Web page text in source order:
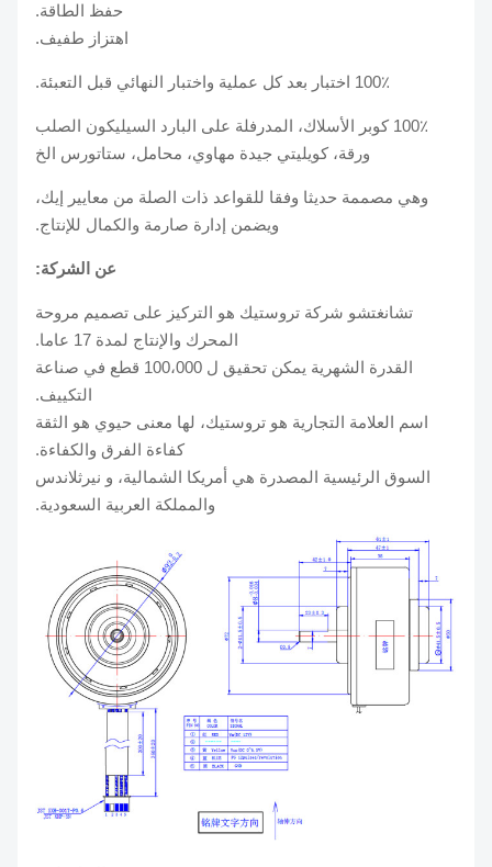
حفظ الطاقة.
اهتزاز طفيف.
100٪ كوبر الأسلاك، المدرفلة على البارد السيليكون الصلب
ورقة، كويليتي جيدة مهاوي، محامل، ستاتورس الخ
وهي مصممة حديثا وفقا للقواعد ذات الصلة من معايير إيك،
ويضمن إدارة صارمة والكمال للإنتاج.
عن الشركة:
تشانغتشو شركة تروستيك هو التركيز على تصميم مروحة
المحرك والإنتاج لمدة 17 عاما.
القدرة الشهرية يمكن تحقيق ل 100،000 قطع في صناعة
التكييف.
اسم العلامة التجارية هو تروستيك، لها معنى حيوي هو الثقة
كفاءة الفرق والكفاءة.
السوق الرئيسية المصدرة هي أمريكا الشمالية، و نيرثلاندس
والمملكة العربية السعودية.